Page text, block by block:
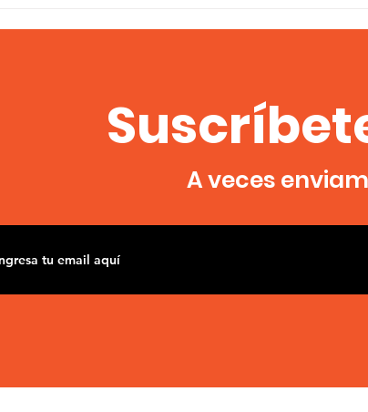
inscripciones Doble
A veces